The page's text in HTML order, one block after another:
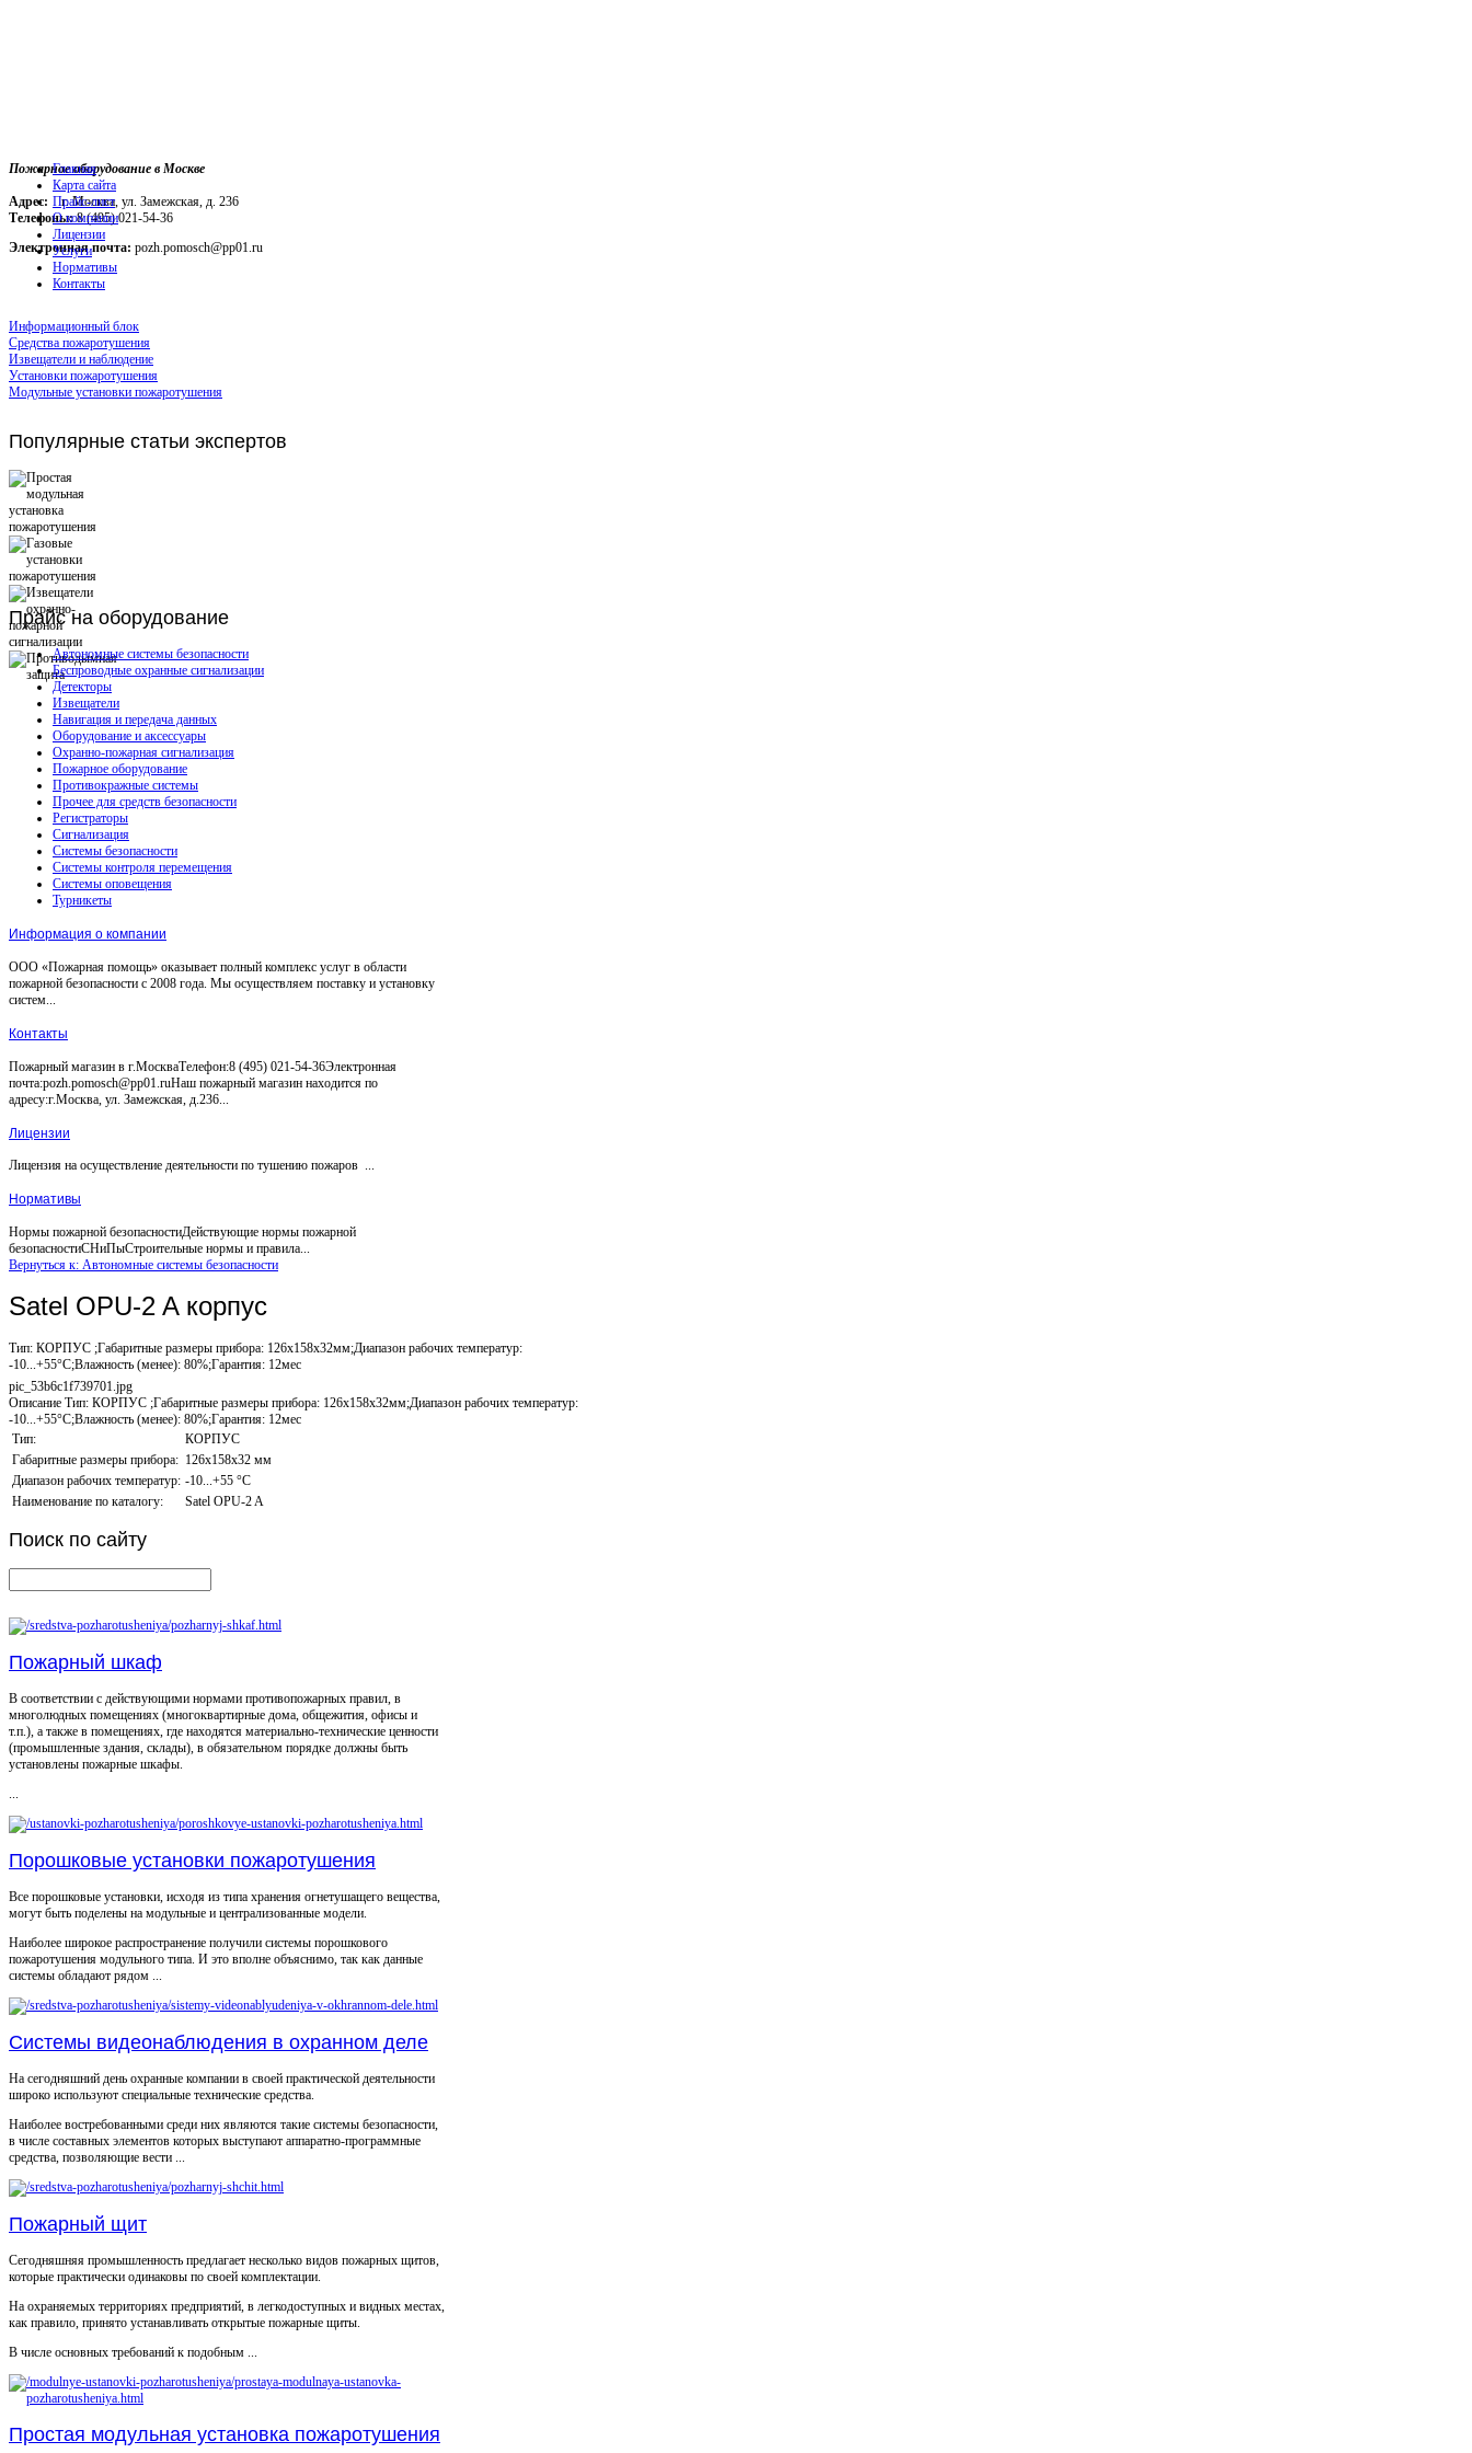
Пожарное оборудование в Москве
Адрес: г. Москва, ул. Замежская, д. 236
Телефоны:8 (495) 021-54-36
Электронная почта: pozh.pomosch@pp01.ru
Главная
Карта сайта
Прайс-лист
О компании
Лицензии
Услуги
Нормативы
Контакты
Информационный блок
Средства пожаротушения
Извещатели и наблюдение
Установки пожаротушения
Модульные установки пожаротушения
Популярные статьи экспертов
Прайсна оборудование
Автономные системы безопасности
Беспроводные охранные сигнализации
Детекторы
Извещатели
Навигация и передача данных
Оборудование и аксессуары
Охранно-пожарная сигнализация
Пожарное оборудование
Противокражные системы
Прочее для средств безопасности
Регистраторы
Сигнализация
Системы безопасности
Системы контроля перемещения
Системы оповещения
Турникеты
Информация о компании
ООО «Пожарная помощь» оказывает полный комплекс услуг в области
пожарной безопасности с 2008 года. Мы осуществляем поставку и установку
систем...
Контакты
Пожарный магазин в г.МоскваТелефон:8 (495) 021-54-36Электронная
почта:pozh.pomosch@pp01.ruНаш пожарный магазин находится по
адресу:г.Москва, ул. Замежская, д.236...
Лицензии
Лицензия на осуществление деятельности по тушению пожаров ...
Нормативы
Нормы пожарной безопасностиДействующие нормы пожарной
безопасностиСНиПыСтроительные нормы и правила...
Вернуться к: Автономные системы безопасности
Satel OPU-2 A корпус
Тип: КОРПУС ;Габаритные размеры прибора: 126x158x32мм;Диапазон рабочих температур:
-10...+55°С;Влажность (менее): 80%;Гарантия: 12мес
pic_53b6c1f739701.jpg
Описание Тип: КОРПУС ;Габаритные размеры прибора: 126x158x32мм;Диапазон рабочих температур:
-10...+55°С;Влажность (менее): 80%;Гарантия: 12мес
Тип:
КОРПУС
Габаритные размеры прибора: 126x158x32 мм
Диапазон рабочих температур: -10...+55 °С
Наименование по каталогу:
Satel OPU-2 A
Поиск по сайту
Пожарный шкаф
В соответствии с действующими нормами противопожарных правил, в
многолюдных помещениях (многоквартирные дома, общежития, офисы и
т.п.), а также в помещениях, где находятся материально-технические ценности
(промышленные здания, склады), в обязательном порядке должны быть
установлены пожарные шкафы.
...
Порошковые установки пожаротушения
Все порошковые установки, исходя из типа хранения огнетушащего вещества,
могут быть поделены на модульные и централизованные модели.
Наиболее широкое распространение получили системы порошкового
пожаротушения модульного типа. И это вполне объяснимо, так как данные
системы обладают рядом ...
Системы видеонаблюдения в охранном деле
На сегодняшний день охранные компании в своей практической деятельности
широко используют специальные технические средства.
Наиболее востребованными среди них являются такие системы безопасности,
в числе составных элементов которых выступают аппаратно-программные
средства, позволяющие вести ...
Пожарный щит
Сегодняшняя промышленность предлагает несколько видов пожарных щитов,
которые практически одинаковы по своей комплектации.
На охраняемых территориях предприятий, в легкодоступных и видных местах,
как правило, принято устанавливать открытые пожарные щиты.
В числе основных требований к подобным ...
Простая модульная установка пожаротушения